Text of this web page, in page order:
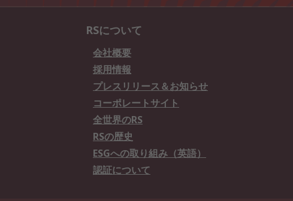
RSについて
会社概要
採用情報
プレスリリース＆お知らせ
コーポレートサイト
全世界のRS
RSの歴史
ESGへの取り組み（英語）
認証について